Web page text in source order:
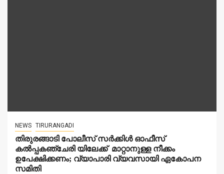
NEWS TIRURANGADI
തിരുരങ്ങാടി പോലീസ് സർക്കിൾ ഓഫീസ്
കൽപ്പകഞ്ചേരി യിലേക്ക് മാറ്റാനുള്ള നീക്കം
ഉപേക്ഷിക്കണം; വ്യാപാരി വ്യവസായി ഏകോപന
സമിതി